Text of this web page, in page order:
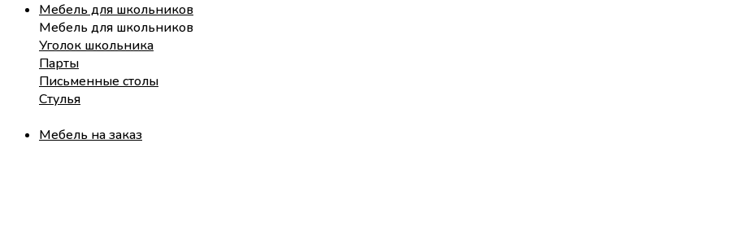
Мебель для школьников
Мебель для школьников
Уголок школьника
Парты
Письменные столы
Стулья
Мебель на заказ